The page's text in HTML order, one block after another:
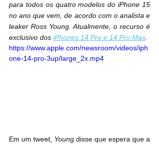
para todos os quatro modelos do iPhone 15
no ano que vem, de acordo com o analista e
leaker Ross Young. Atualmente, o recurso é
exclusivo dos iPhones 14 Pro e 14 Pro Max
https://www.apple.com/newsroom/videos/iph
one-14-pro-3up/large_2x.mp4
Em um tweet, Young disse que espera que a